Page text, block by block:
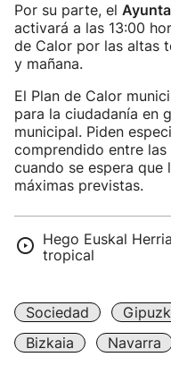
Por su parte, el
activará a las 13:00
de Calor por las altas
y mañana.
El Plan de Calor
para la ciudadanía en
municipal. Piden
comprendido entre
cuando se espera que
máximas previstas.
Hego Euskal
tropical
Sociedad
Bizkaia
Navarra